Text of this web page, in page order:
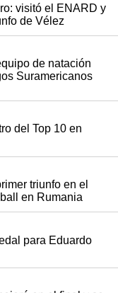
visitó el ENARD y
de Vélez
de natación
Suramericanos
del Top 10 en
triunfo en el
en Rumania
para Eduardo